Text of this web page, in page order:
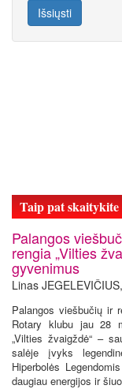
Išsiųsti
Taip pat skaitykite
Palangos
rengia „Vilties
gyvenimus
Linas
Palangos viešbučių ir
Rotary klubu jau 28
„Vilties žvaigždė“ –
salėje įvyks
Hiperbolės
daugiau energijos ir